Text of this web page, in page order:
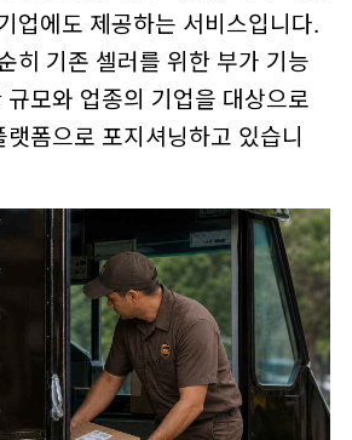
업에도 제공하는 서비스입니다.
히 기존 셀러를 위한 부가 기능
모와 업종의 기업을 대상으로
폼으로 포지셔닝하고 있습니